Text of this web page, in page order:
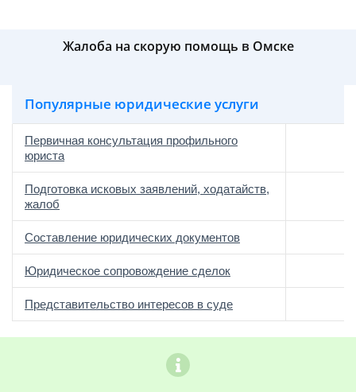
Жалоба на скорую помощь в Омске
Популярные юридические услуги
Первичная консультация профильного
юриста
Подготовка исковых заявлений, ходатайств,
жалоб
Составление юридических документов
Юридическое сопровождение сделок
Представительство интересов в суде